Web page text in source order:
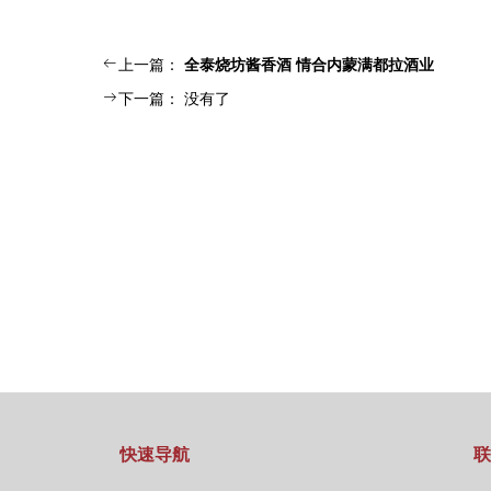
ꂃ上一篇： 全泰烧坊酱香酒 情合内蒙满都拉酒业
ꁹ下一篇： 没有了
快速导航